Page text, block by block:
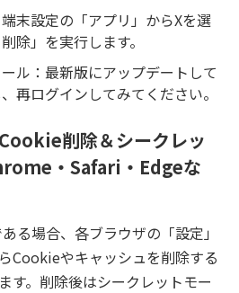
末設定の「アプリ」からXを選
除」を実行します。
ル：最新版にアップデートして
再ログインしてみてください。
削除＆シークレッ
・Safari・Edgeな
る場合、各ブラウザの「設定」
Cookieやキャッシュを削除する
す。削除後はシークレットモー